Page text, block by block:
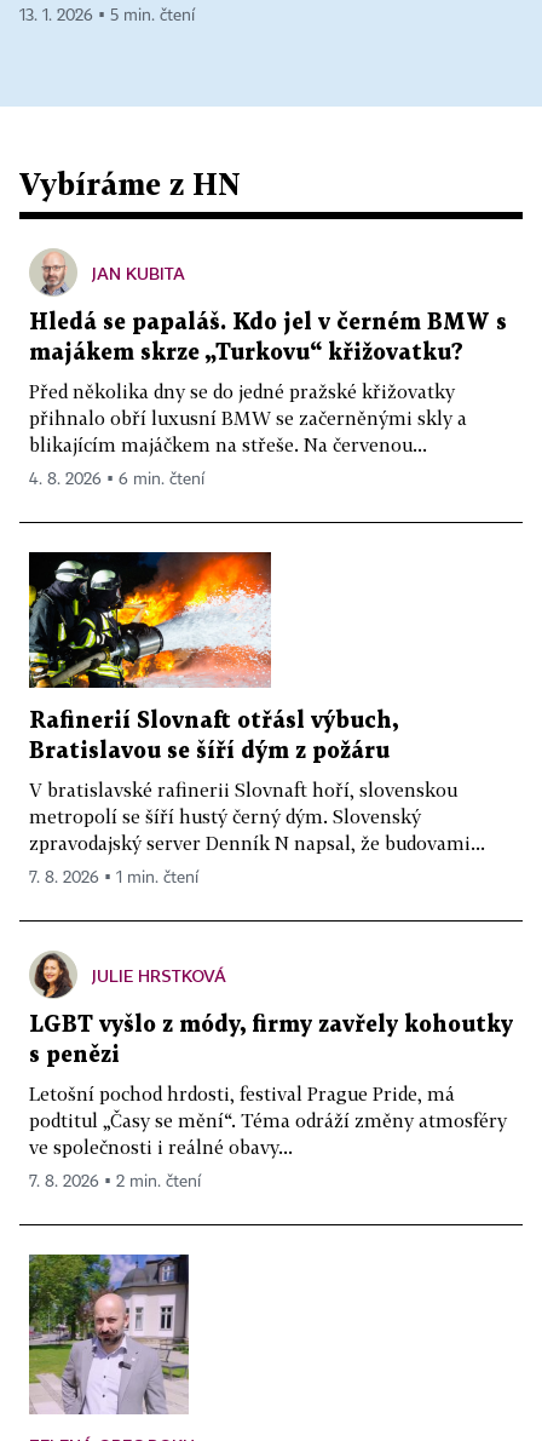
13. 1. 2026 ▪ 5 min. čtení
Vybíráme z HN
JAN KUBITA
Hledá se papaláš. Kdo jel v černém BMW s
majákem skrze „Turkovu“ křižovatku?
Před několika dny se do jedné pražské křižovatky
přihnalo obří luxusní BMW se začerněnými skly a
blikajícím majáčkem na střeše. Na červenou...
4. 8. 2026 ▪ 6 min. čtení
Rafinerií Slovnaft otřásl výbuch,
Bratislavou se šíří dým z požáru
V bratislavské rafinerii Slovnaft hoří, slovenskou
metropolí se šíří hustý černý dým. Slovenský
zpravodajský server Denník N napsal, že budovami...
7. 8. 2026 ▪ 1 min. čtení
JULIE HRSTKOVÁ
LGBT vyšlo z módy, firmy zavřely kohoutky
s penězi
Letošní pochod hrdosti, festival Prague Pride, má
podtitul „Časy se mění“. Téma odráží změny atmosféry
ve společnosti i reálné obavy...
7. 8. 2026 ▪ 2 min. čtení